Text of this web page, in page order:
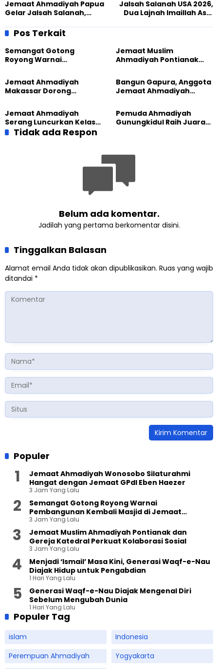
Jemaat Ahmadiyah Papua
Gelar Jalsah Salanah,
Erat
Jalsah Salanah USA 2026,
Dua Lajnah Imaillah Asal
Berkontribusi
Pos Terkait
Semangat Gotong
Royong Warnai
Masjid di Jemaat
Ahmadiyah Sukapura
Jemaat Muslim
Ahmadiyah Pontianak
Jemaat Ahmadiyah
Makassar Dorong
Lewat Edukasi Ekoteologi
Bangun Gapura, Anggota
Jemaat Ahmadiyah
Sambut HUT RI ke-81
Jemaat Ahmadiyah
Serang Luncurkan Kelas
Tatar, Fokus Cetak
Pemuda Ahmadiyah
Gunungkidul Raih Juara
Tidak ada Respon
Belum ada komentar.
Jadilah yang pertama berkomentar disini.
Tinggalkan Balasan
Alamat email Anda tidak akan dipublikasikan. Ruas yang wajib
ditandai *
Populer
Jemaat Ahmadiyah Wonosobo Silaturahmi
Hangat dengan Jemaat GPdI Eben Haezer
3 Jam Yang Lalu
Semangat Gotong Royong Warnai
Pembangunan Kembali Masjid di Jemaat
Ahmadiyah Sukapura
3 Jam Yang Lalu
Jemaat Muslim Ahmadiyah Pontianak dan
Gereja Katedral Perkuat Kolaborasi Sosial
3 Jam Yang Lalu
Menjadi ‘Ismail’ Masa Kini, Generasi Waqf-e-Nau
Diajak Hidup untuk Pengabdian
1 Hari Yang Lalu
Generasi Waqf-e-Nau Diajak Mengenal Diri
Sebelum Mengubah Dunia
1 Hari Yang Lalu
Populer Tag
islam
Indonesia
Perempuan Ahmadiyah
Yogyakarta